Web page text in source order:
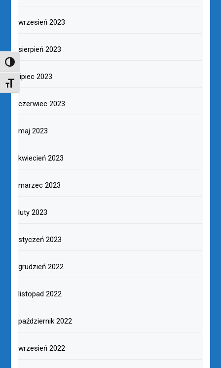
TOGGLE HIGH CONTRAST
TOGGLE FONT SIZE
wrzesień 2023
sierpień 2023
lipiec 2023
czerwiec 2023
maj 2023
kwiecień 2023
marzec 2023
luty 2023
styczeń 2023
grudzień 2022
listopad 2022
październik 2022
wrzesień 2022